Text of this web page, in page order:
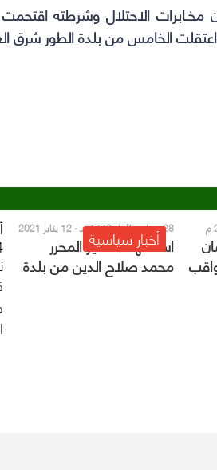
الاحتلالوشرطته اقتحمت
الخامس من بلدة الطور شرق
في
أخبار سياسية 28 جمادى الأول 1442 هـ - 12 يناير 2021
م
استشهاد الأسير المحرر
محمد صلاح الدين من بلدة
حزما الفلسطينية